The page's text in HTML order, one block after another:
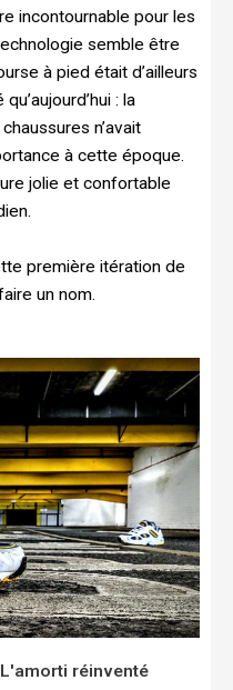
incontournable pour les
semble être
à pied était d’ailleurs
: la
n’avait
à cette époque.
jolie et confortable
première itération de
un nom.
réinventé